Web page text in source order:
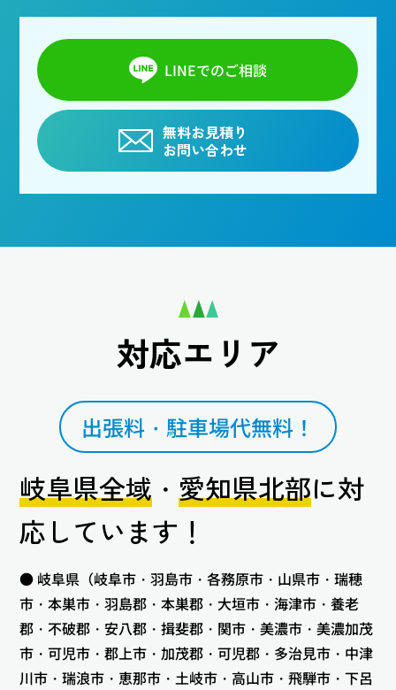
LINEでのご相談
無料お見積り
お問い合わせ
対応エリア
出張料・駐車場代無料！
岐阜県全域 ・愛知県北部に対
応しています！
● 岐阜県（岐阜市・羽島市・各務原市・山県市・瑞穂
市・本巣市・羽島郡・本巣郡・大垣市・海津市・養老
郡・不破郡・安八郡・揖斐郡・関市・美濃市・美濃加茂
市・可児市・郡上市・加茂郡・可児郡・多治見市・中津
川市・瑞浪市・恵那市・土岐市・高山市・飛騨市・下呂